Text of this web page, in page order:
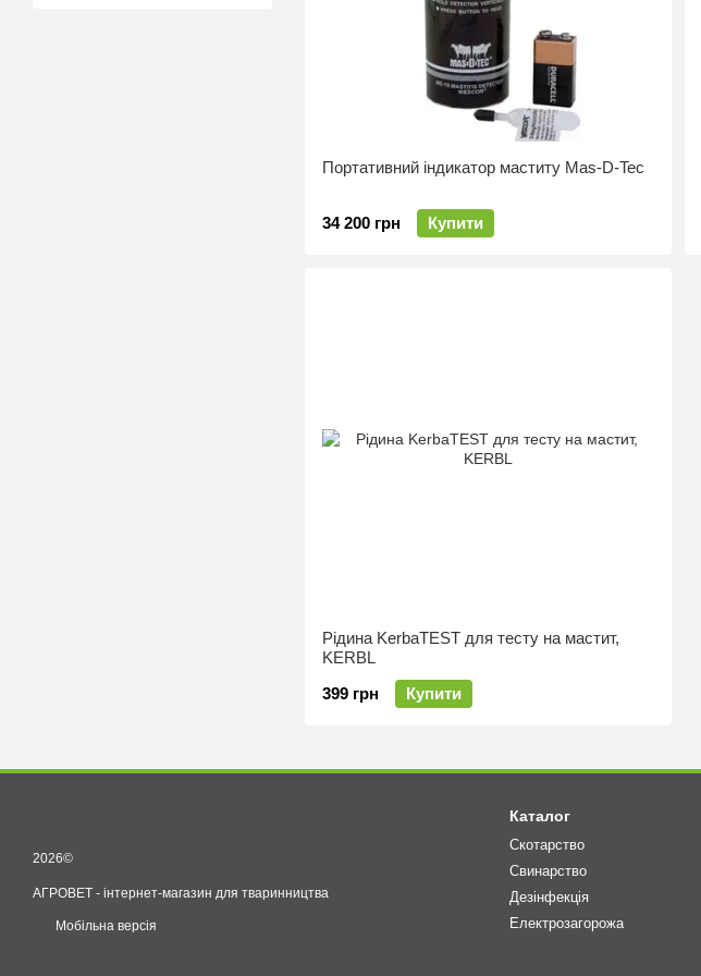
Портативний індикатор маститу Mas-D-Tec
34 200 грн Купити
Рідина KerbaTEST для тесту на мастит,
KERBL
399 грн
Купити
2026©
АГРОВЕТ - інтернет-магазин для тваринництва
Мобільна версія
Каталог
Скотарство
Свинарство
Дезінфекція
Електрозагорожа